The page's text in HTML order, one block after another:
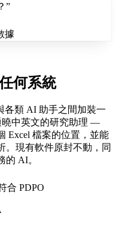
”
據
何系統
各類 AI 助手之間加裝一
曉中英文的研究助理 —
Excel 檔案的位置，並能
。現有軟件原封不動，同
的 AI。
合 PDPO